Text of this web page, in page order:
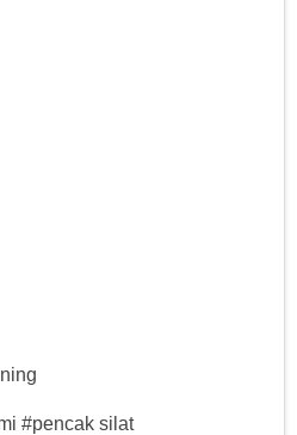
#pencak silat